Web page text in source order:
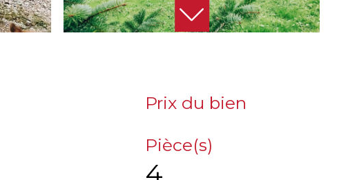
Prix du bien
Pièce(s)
4